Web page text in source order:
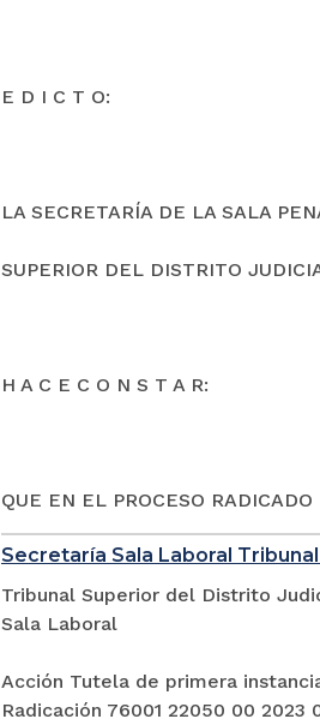
E D I C T O:
LA SECRETARÍA DE LA SALA
SUPERIOR DEL DISTRITO
H A C E C O N S T A R:
QUE EN EL PROCESO RADICADO
Secretaría Sala Laboral
Tribunal Superior del Distrito
Sala Laboral
Acción Tutela de primera
Radicación 76001 22050 00 2023